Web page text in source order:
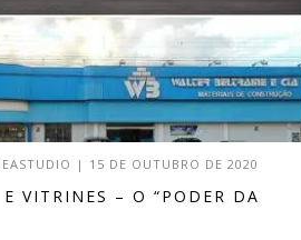
| 15 DE OUTUBRO DE 2020
E VITRINES – O “PODER DA